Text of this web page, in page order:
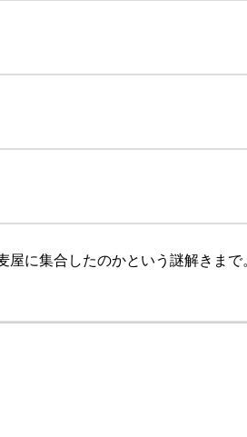
に集合したのかという謎解きま